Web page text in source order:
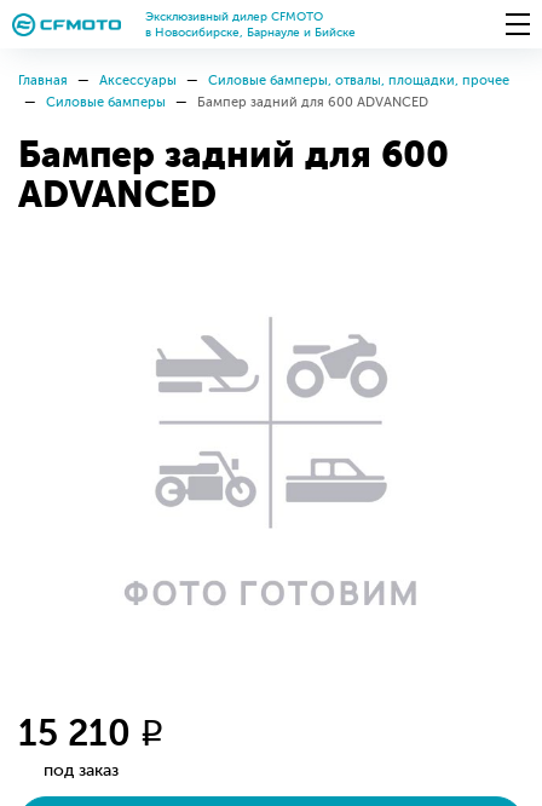
Эксклюзивный дилер CFMOTO
в Новосибирске, Барнауле и Бийске
Главная Аксессуары
Силовые бамперы, отвалы, площадки, прочее
Силовые бамперы
Бампер задний для 600 ADVANCED
Бампер задний для 600
ADVANCED
15 210 q
под заказ